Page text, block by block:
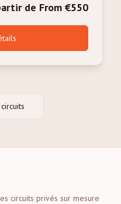
de From €550
circuits privés sur mesure